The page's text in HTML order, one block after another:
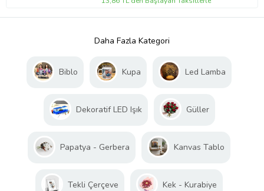
Daha Fazla Kategori
Biblo Kupa Led Lamba
Dekoratif LED Işık Güller
Papatya - Gerbera Kanvas Tablo
Tekli Çerçeve Kek - Kurabiye